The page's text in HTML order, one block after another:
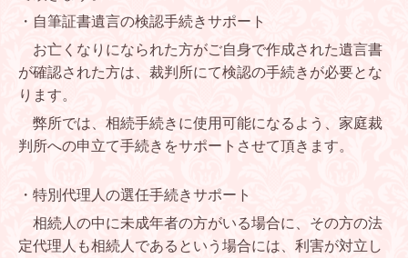
・自筆証書遺言の検認手続きサポート
お亡くなりになられた方がご自身で作成された遺言書
が確認された方は、裁判所にて検認の手続きが必要とな
ります。
弊所では、相続手続きに使用可能になるよう、家庭裁
判所への申立て手続きをサポートさせて頂きます。
・特別代理人の選任手続きサポート
相続人の中に未成年者の方がいる場合に、その方の法
定代理人も相続人であるという場合には、利害が対立し